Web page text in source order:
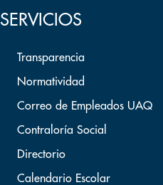
SERVICIOS
Transparencia
Normatividad
Correo de Empleados UAQ
Contraloría Social
Directorio
Calendario Escolar